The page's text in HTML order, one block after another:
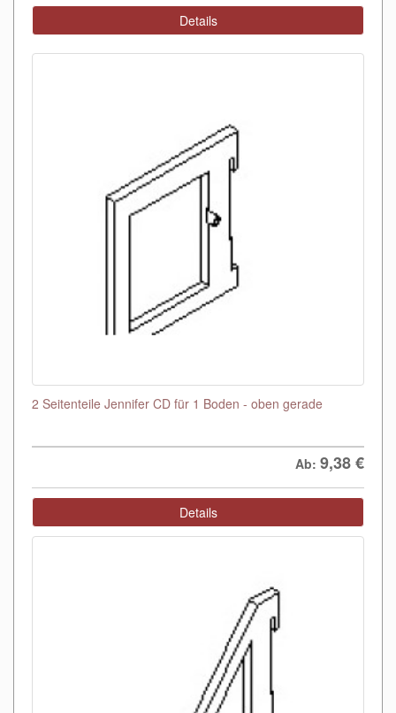
Details
2 Seitenteile Jennifer CD für 1 Boden - oben gerade
Ab: 9,38€
Details